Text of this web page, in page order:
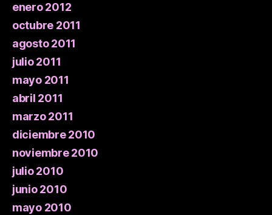
enero 2012
octubre 2011
agosto 2011
julio 2011
mayo 2011
abril 2011
marzo 2011
diciembre 2010
noviembre 2010
julio 2010
junio 2010
mayo 2010